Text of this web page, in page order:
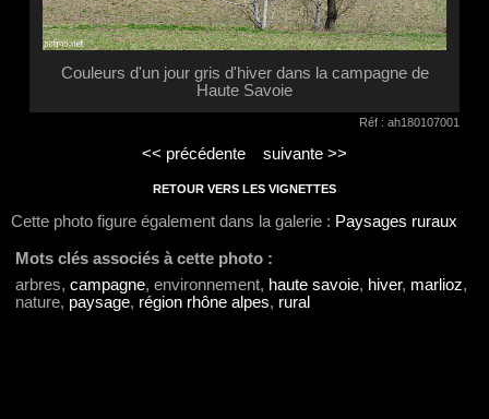
Couleurs d'un jour gris d'hiver dans la campagne de
Haute Savoie
Réf : ah180107001
<< précédente suivante >>
RETOUR VERS LES VIGNETTES
Cette photo figure également dans la galerie : Paysages ruraux
Mots clés associés à cette photo :
arbres, campagne, environnement, haute savoie, hiver, marlioz,
nature, paysage, région rhône alpes, rural